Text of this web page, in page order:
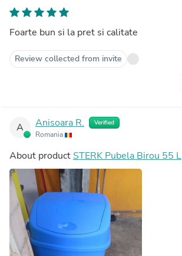
Foarte bun si la pret si calitate
Review collected from invite
A Anisoara R. Verified
Romania
About product STERK Pubela Birou 55 L